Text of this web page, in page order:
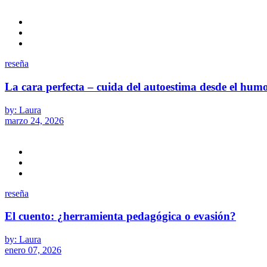
reseña
La cara perfecta – cuida del autoestima desde el
by: Laura
marzo 24, 2026
reseña
El cuento: ¿herramienta pedagógica o evasión?
by: Laura
enero 07, 2026